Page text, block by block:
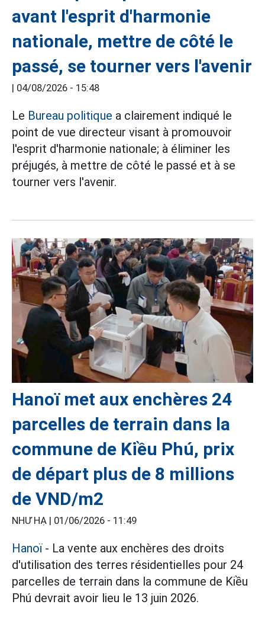
avant l'esprit d'harmonie
nationale, mettre de côté le
passé, se tourner vers l'avenir
| 04/08/2026 - 15:48
Le Bureau politique a clairement indiqué le
point de vue directeur visant à promouvoir
l'esprit d'harmonie nationale; à éliminer les
préjugés, à mettre de côté le passé et à se
tourner vers l'avenir.
Hanoï met aux enchères 24
parcelles de terrain dans la
commune de Kiều Phú, prix
de départ plus de 8 millions
de VND/m2
NHƯ HẠ | 01/06/2026 - 11:49
Hanoï- La vente aux enchères des droits
d'utilisation des terres résidentielles pour 24
parcelles de terrain dans la commune de Kiều
Phú devrait avoir lieu le 13 juin 2026.